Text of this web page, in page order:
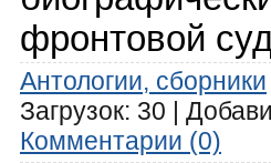
фронтовой
Антологии, сборники
Загрузок: 30 |
Комментарии (0)